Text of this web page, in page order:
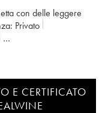
con delle leggere
privato
E CERTIFICATO